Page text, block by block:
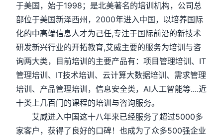
于美国，始于1998；是北美著名的培训机构，公司总
部位于美国新泽西州，2000年进入中国，以培养国际
化的中高端信息人才为己任,专注于国际前沿的新技术
研发新兴行业的开拓教育,艾威主要的服务为培训与咨
询两大类，目前培训的主要产品有：项目管理培训、IT
管理培训、IT技术培训、云计算大数据培训、需求管理
培训、产品管理培训，信息安全类，AI人工智能等....近
十类上几百门的课程的培训与咨询服务。
艾威进入中国这十八年来已经服务了超过5000多
家客户，获得了良好的口碑！也成为了众多500强企业